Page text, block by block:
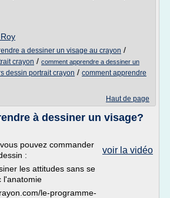
a dessiner un visage au crayon /
crayon / comment apprendre a dessiner un
dessin portrait crayon / comment apprendre
Haut de page
à dessiner un visage?
voir la vidéo
pouvez commander
:
les attitudes sans se
l'anatomie
le-programme-